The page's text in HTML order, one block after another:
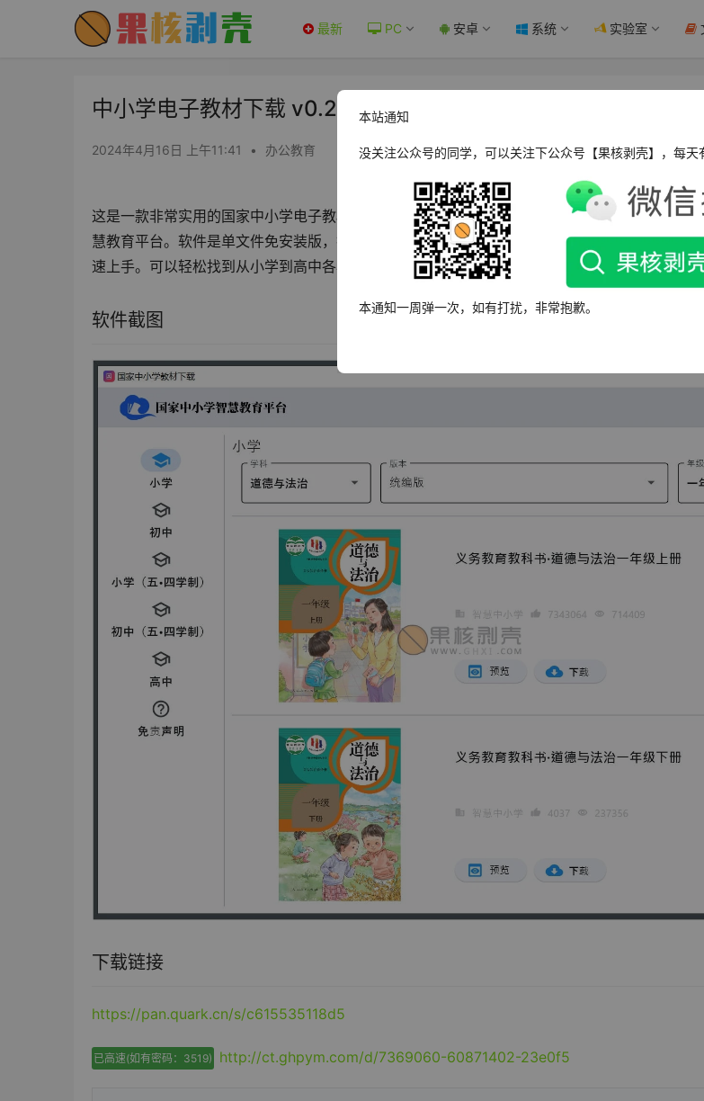
最新 PC 安卓 系统 实验室
中小学电子教材下载 v0.21.2.0 单文件版 - 果核剥壳
2024年4月16日 上午11:41 • 办公教育
这是一款非常实用的国家中小学电子教材下载客户端，开源免费，使用Python+flet构建，教材来
慧教育平台。软件是单文件免安装版，打开即用，且拥有简洁直观的用户界面，即便是不熟悉电
速上手。可以轻松找到从小学到高中各年级和学科的电子教材，并实现一键下载。
软件截图
下载链接
https://pan.quark.cn/s/c615535118d5
已高速(如有密码：3519) http://ct.ghpym.com/d/7369060-60871402-23e0f5
本站通知
没关注公众号的同学，可以关注下公众号【果核剥壳】，每天
本通知一周弹一次，如有打扰，非常抱歉。